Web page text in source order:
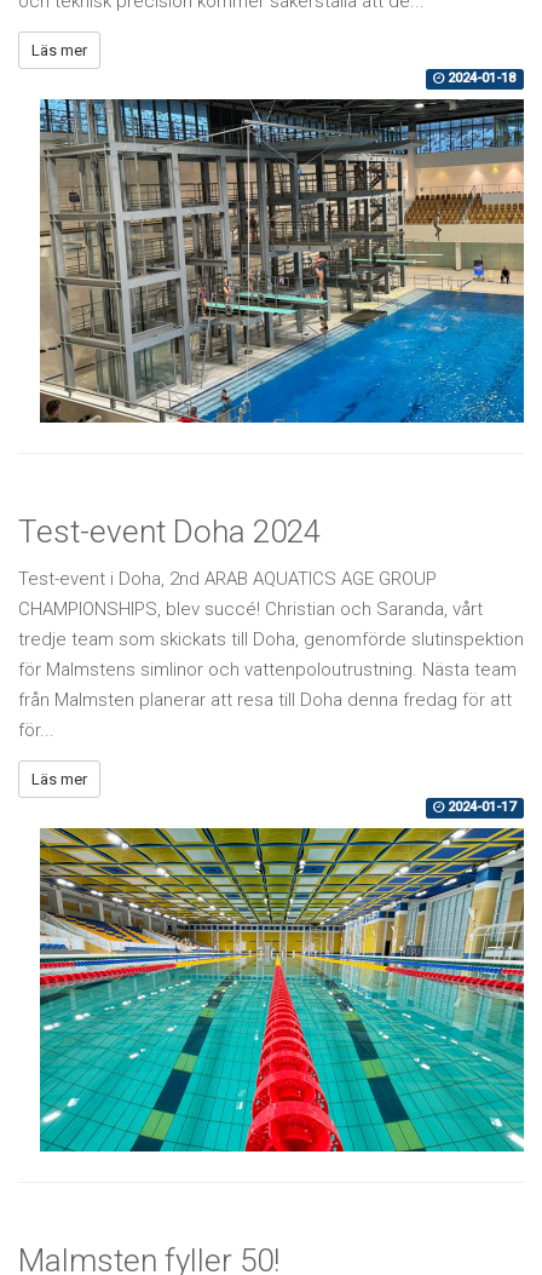
Läs mer
2024-01-18
Test-event Doha 2024
Test-event i Doha, 2nd ARAB AQUATICS AGE GROUP
CHAMPIONSHIPS, blev succé! Christian och Saranda, vårt
tredje team som skickats till Doha, genomförde slutinspektion
för Malmstens simlinor och vattenpoloutrustning. Nästa team
från Malmsten planerar att resa till Doha denna fredag för att
för...
Läs mer
2024-01-17
Malmsten fyller 50!